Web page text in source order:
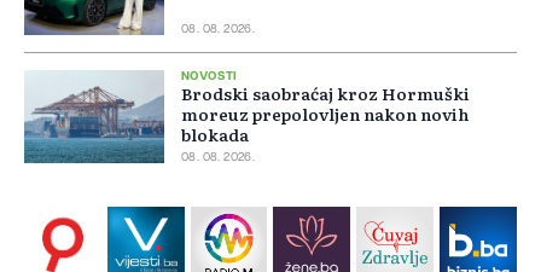
08. 08. 2026.
NOVOSTI
Brodski saobraćaj kroz Hormuški
moreuz prepolovljen nakon novih
blokada
08. 08. 2026.